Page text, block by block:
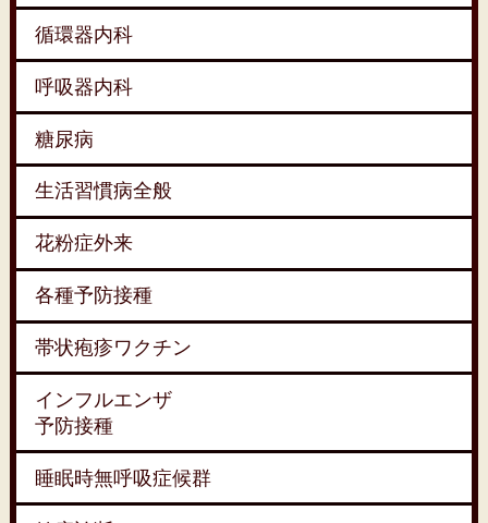
循環器内科
呼吸器内科
糖尿病
生活習慣病全般
花粉症外来
各種予防接種
帯状疱疹ワクチン
インフルエンザ
予防接種
睡眠時無呼吸症候群